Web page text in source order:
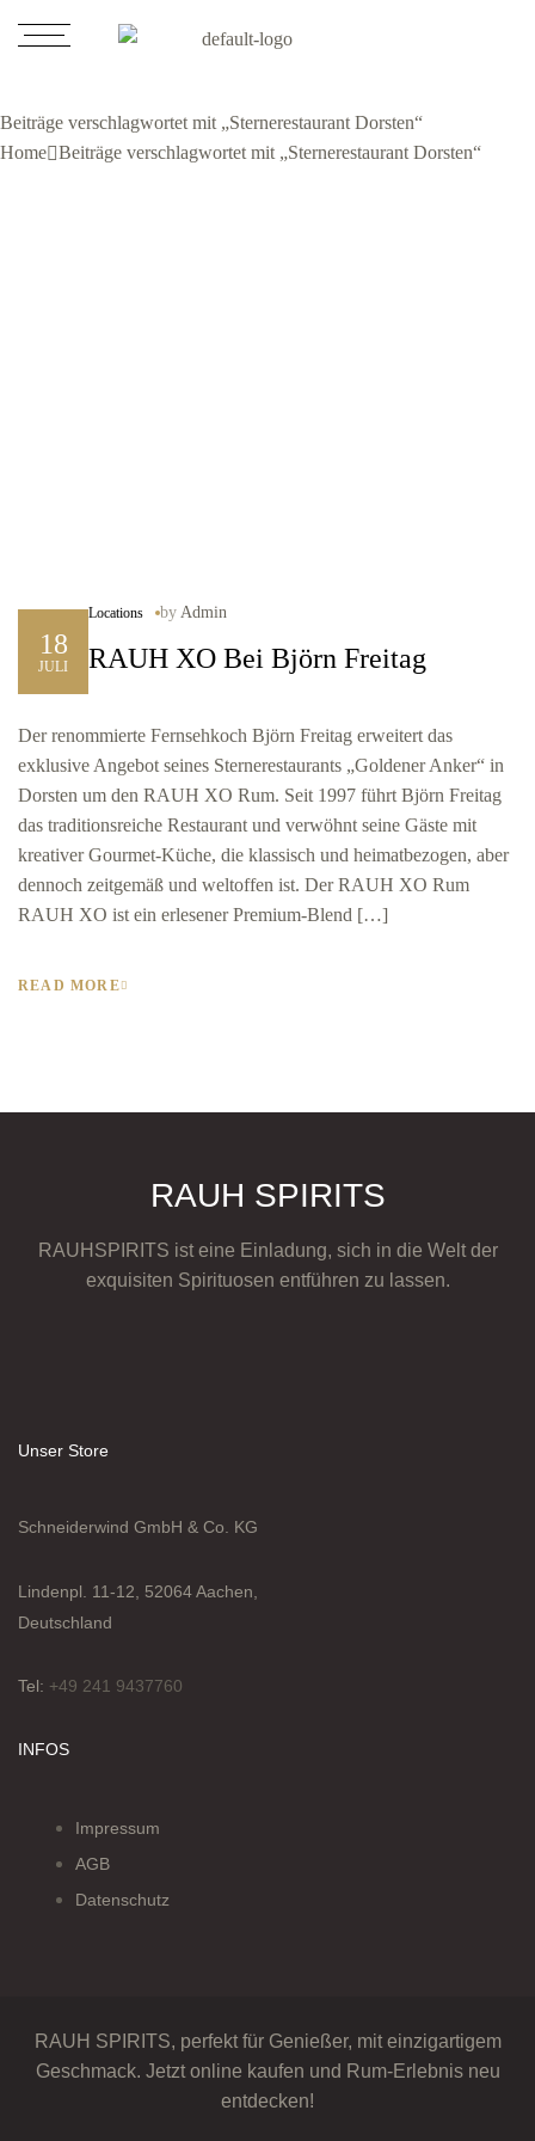
Beiträge verschlagwortet mit „Sternerestaurant Dorsten“
Home Beiträge verschlagwortet mit „Sternerestaurant Dorsten“
18
JULI
Locations by Admin
RAUH XO Bei Björn Freitag
Der renommierte Fernsehkoch Björn Freitag erweitert das
exklusive Angebot seines Sternerestaurants „Goldener Anker“ in
Dorsten um den RAUH XO Rum. Seit 1997 führt Björn Freitag
das traditionsreiche Restaurant und verwöhnt seine Gäste mit
kreativer Gourmet-Küche, die klassisch und heimatbezogen, aber
dennoch zeitgemäß und weltoffen ist. Der RAUH XO Rum
RAUH XO ist ein erlesener Premium-Blend […]
READ MORE
RAUH SPIRITS
RAUHSPIRITS ist eine Einladung, sich in die Welt der
exquisiten Spirituosen entführen zu lassen.
Unser Store
Schneiderwind GmbH & Co. KG
Lindenpl. 11-12, 52064 Aachen,
Deutschland
Tel: +49 241 9437760
INFOS
Impressum
AGB
Datenschutz
RAUH SPIRITS, perfekt für Genießer, mit einzigartigem
Geschmack. Jetzt online kaufen und Rum-Erlebnis neu
entdecken!